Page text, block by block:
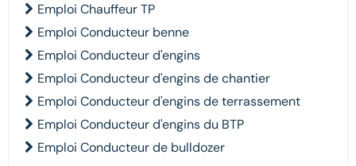
Emploi Chauffeur TP
Emploi Conducteur benne
Emploi Conducteur d'engins
Emploi Conducteur d'engins de chantier
Emploi Conducteur d'engins de terrassement
Emploi Conducteur d'engins du BTP
Emploi Conducteur de bulldozer